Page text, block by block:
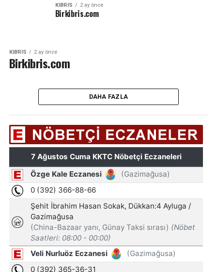
KIBRIS 2 ay önce
Birkibris.com
KIBRIS 2 ay önce
Birkibris.com
DAHA FAZLA